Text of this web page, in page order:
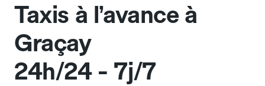
Taxis à l’avance à
Graçay
24h/24 - 7j/7